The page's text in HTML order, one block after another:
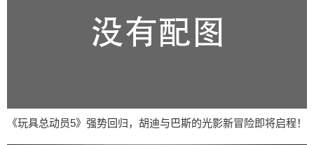
《玩具总动员5》强势回归，胡迪与巴斯的光影新冒险即将启程！